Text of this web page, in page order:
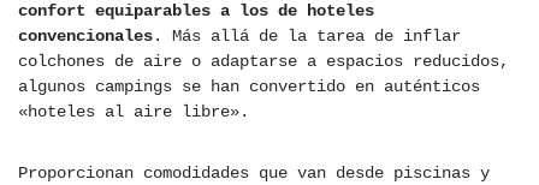
confort equiparables a los de hoteles
convencionales. Más allá de la tarea de inflar
colchones de aire o adaptarse a espacios reducidos,
algunos campings se han convertido en auténticos
«hoteles al aire libre».
Proporcionan comodidades que van desde piscinas y